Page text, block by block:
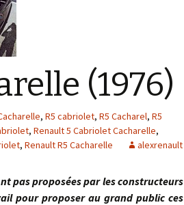
(1976)
, R5 cabriolet, R5 Cacharel, R5
, Renault 5 Cabriolet Cacharelle,
, Renault R5 Cacharelle alexrenault
proposées par les constructeurs
pour proposer au grand public ces